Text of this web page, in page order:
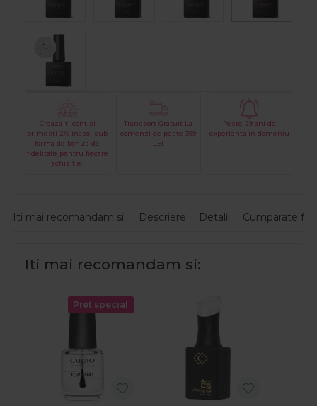
Creaza-ti cont si
primesti 2% inapoi sub
forma de bonus de
fidelitate pentru fiecare
achizitie.
Transport Gratuit La
comenzi de peste 399
LEI
Peste 29 ani de
experienta in domeniu
Iti mai recomandam si: Descriere Detalii Cumparate
Iti mai recomandam si:
Pret special